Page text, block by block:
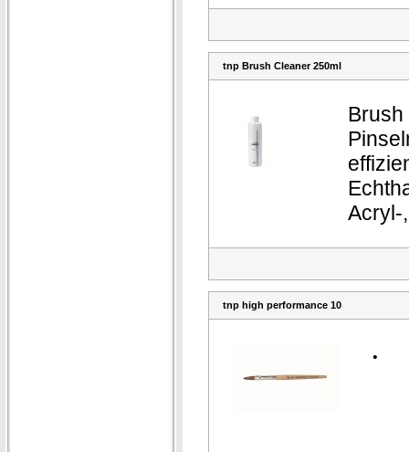
tnp Brush Cleaner 250ml
Acryl-
tnp high performance 10
·